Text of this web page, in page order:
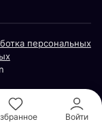
персональных
Войти